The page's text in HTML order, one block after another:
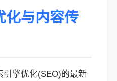
化与内容传
引擎优化(SEO)的最新